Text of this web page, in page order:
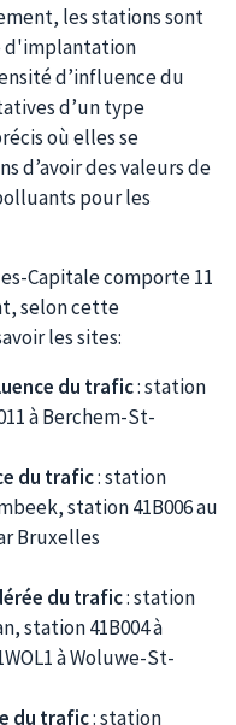
les stations sont
d'implantation
d’influence du
d’un type
où elles se
d’avoir des valeurs de
pour les
Capitale comporte 11
selon cette
les sites:
du trafic: station
à Berchem-St-
du trafic: station
station 41B006 au
Bruxelles
du trafic: station
station 41B004 à
à Woluwe-St-
du trafic: station